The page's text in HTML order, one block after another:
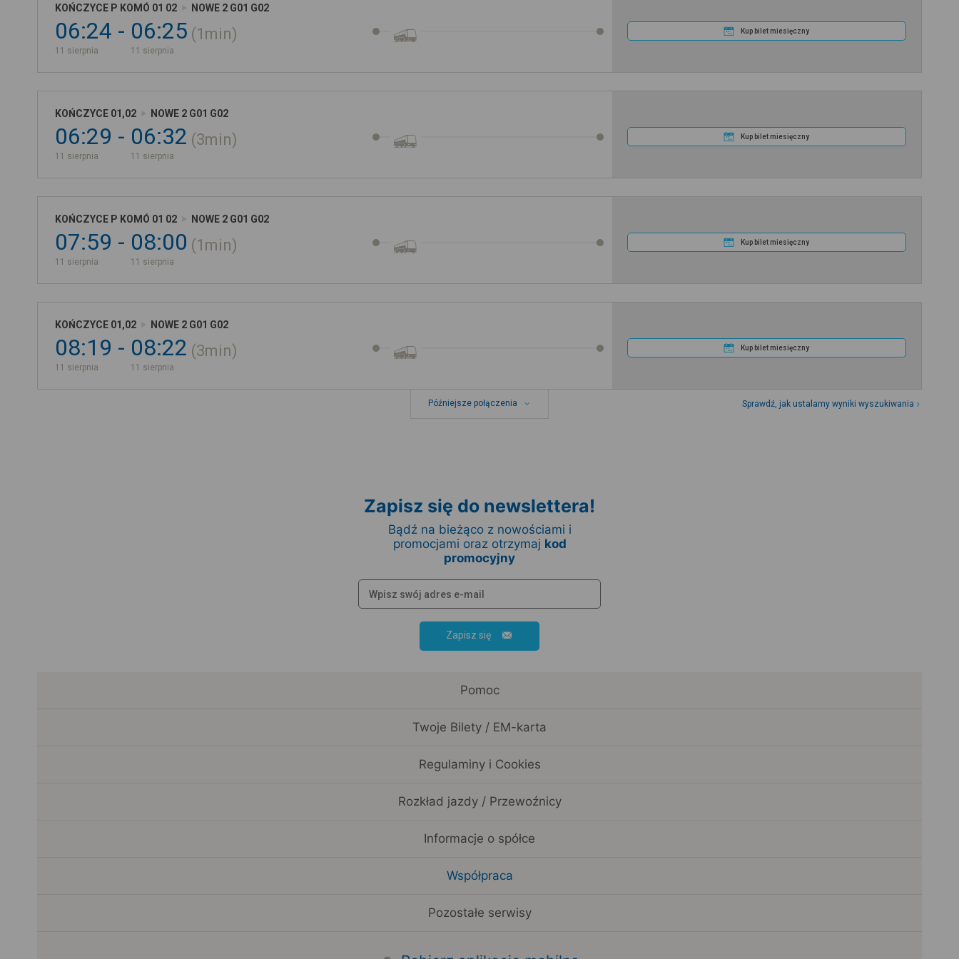
KOŃCZYCE P KOMÓ 01 02 NOWE 2 G01 G02
06:24
11 sierpnia
06:25
11 sierpnia
1min Kup bilet miesięczny
KOŃCZYCE 01,02 NOWE 2 G01 G02
06:29
11 sierpnia
06:32
11 sierpnia
3min Kup bilet miesięczny
KOŃCZYCE P KOMÓ 01 02 NOWE 2 G01 G02
07:59
11 sierpnia
08:00
11 sierpnia
1min Kup bilet miesięczny
KOŃCZYCE 01,02 NOWE 2 G01 G02
08:19
11 sierpnia
08:22
11 sierpnia
3min Kup bilet miesięczny
Późniejsze połączenia Sprawdź, jak ustalamy wyniki wyszukiwania
Zapisz się do newslettera!
Bądź na bieżąco z nowościami i
promocjami oraz otrzymaj kod
promocyjny
Zapisz się
Pomoc
Twoje Bilety / EM-karta
Regulaminy i Cookies
Rozkład jazdy / Przewoźnicy
Informacje o spółce
Współpraca
Pozostałe serwisy